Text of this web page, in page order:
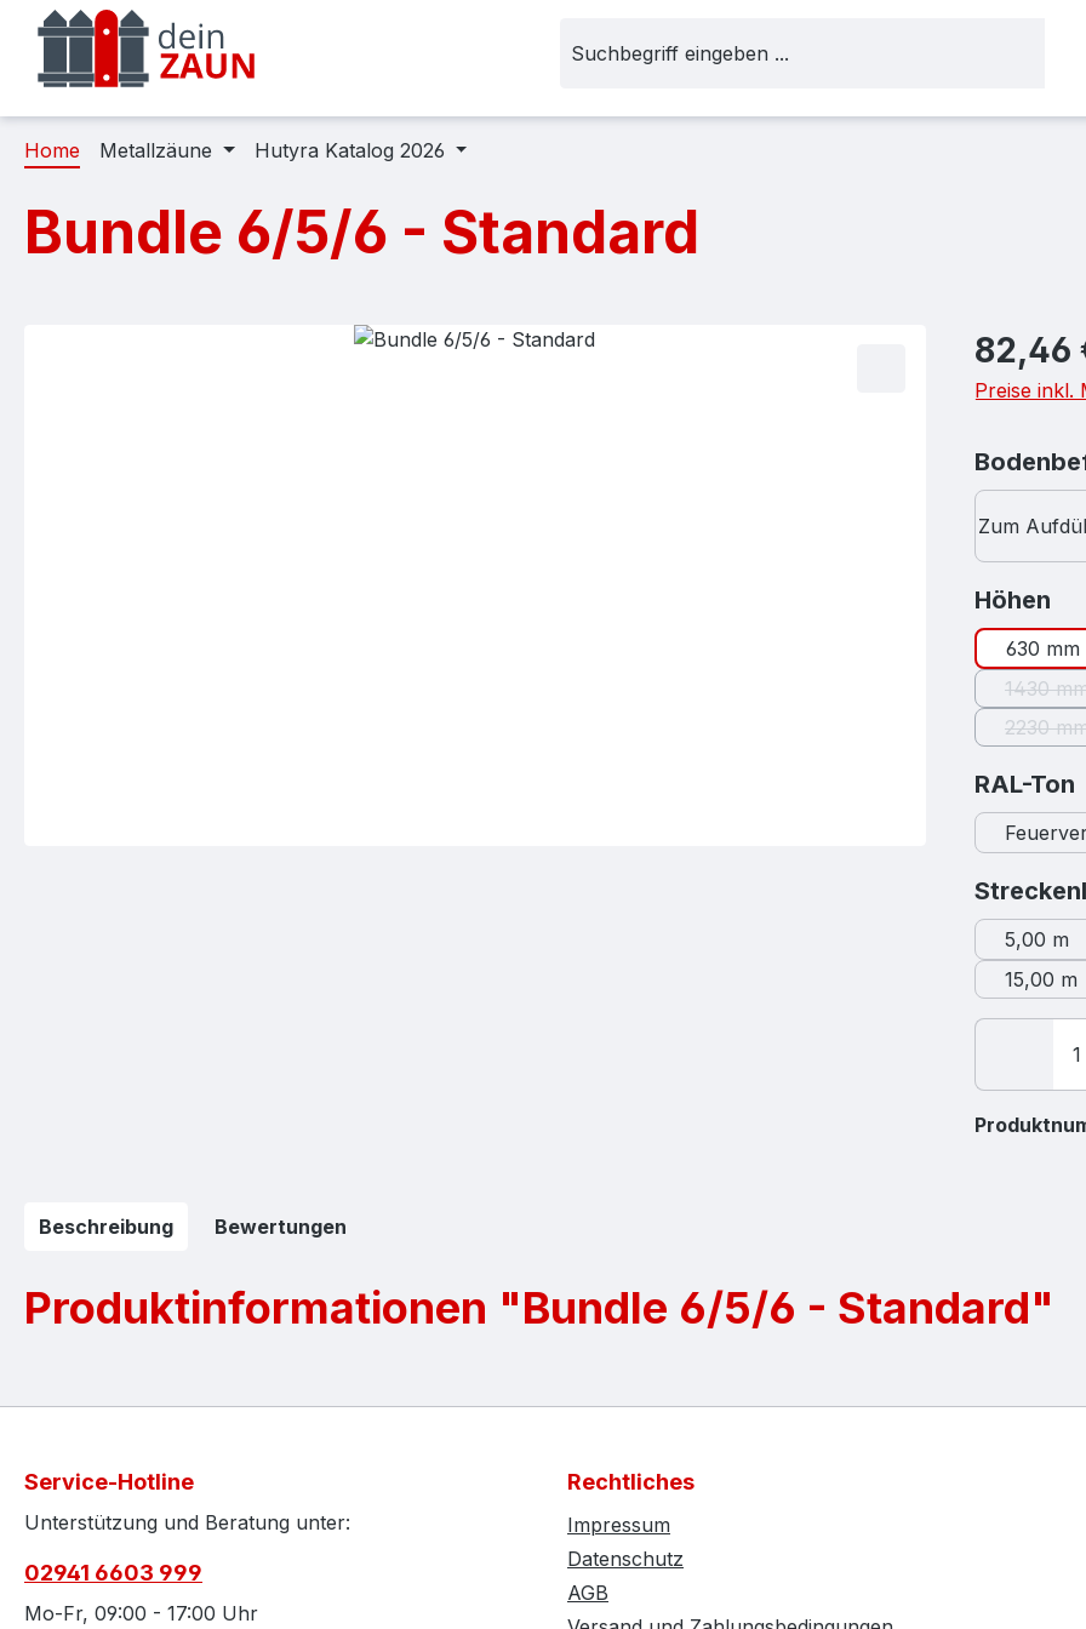
Hauptinhalt springen
Zur Suche springen
Zur Hauptnavigation springen
Home Metallzäune Hutyra Katalog 2026
Bundle 6/5/6 - Standard
Regulärer
82,46
Preise inkl.
Zum
Höhen
630 mm
1430
2230
RAL-Ton
5,00 m
15,00 m
Beschreibung Bewertungen
Produktinformationen "Bundle 6/5/6 - Standard"
Service-Hotline
Unterstützung und Beratung unter:
02941 6603 999
Mo-Fr, 09:00 - 17:00 Uhr
Rechtliches
Impressum
Datenschutz
AGB